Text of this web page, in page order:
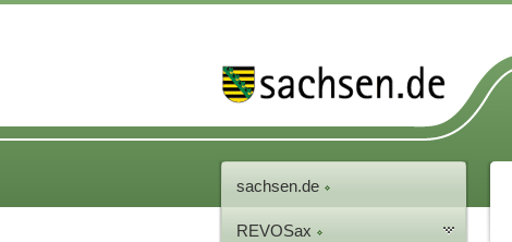
sachsen.de
REVOSax